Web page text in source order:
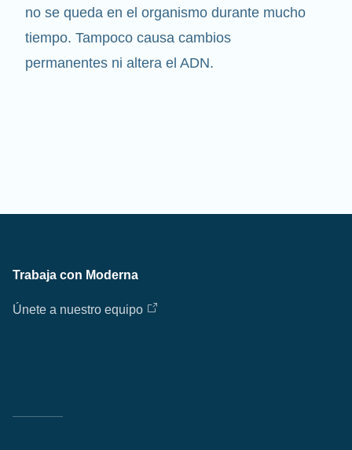
no se queda en el organismo durante mucho
tiempo. Tampoco causa cambios
permanentes ni altera el ADN.
Trabaja con Moderna
Únete a nuestro equipo